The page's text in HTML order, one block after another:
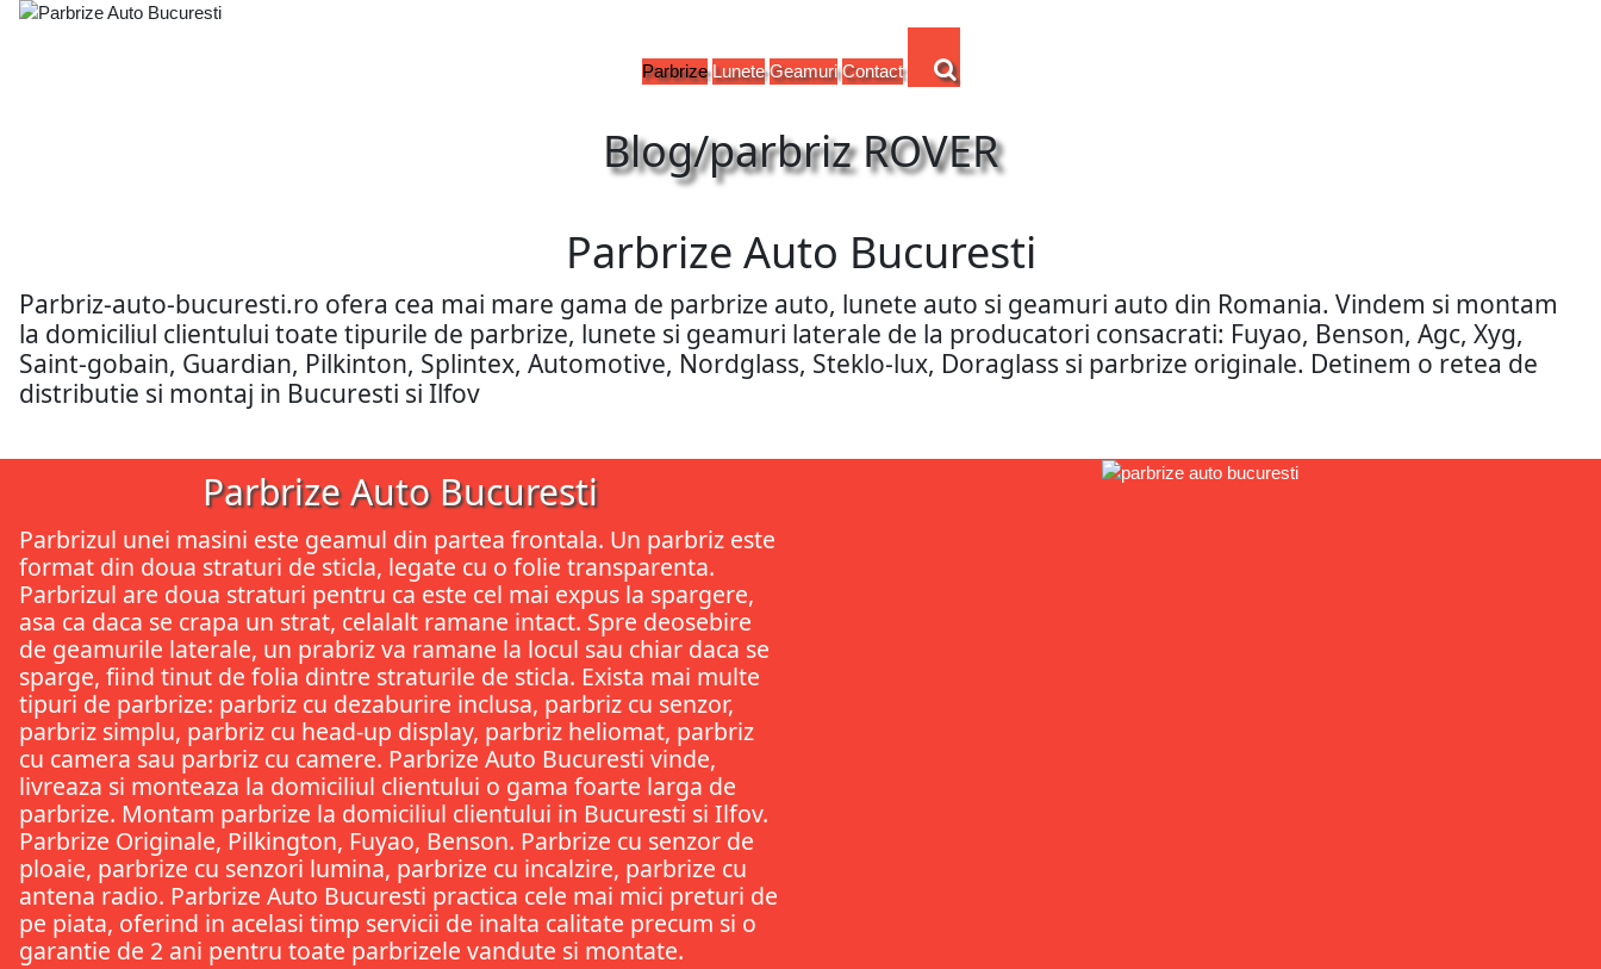
Parbrize Lunete Geamuri Contact
Blog/parbriz ROVER
Parbrize Auto Bucuresti
Parbriz-auto-bucuresti.ro ofera cea mai mare gama de parbrize auto, lunete auto si geamuri auto din Romania. Vindem si montam
la domiciliul clientului toate tipurile de parbrize, lunete si geamuri laterale de la producatori consacrati: Fuyao, Benson, Agc, Xyg,
Saint-gobain, Guardian, Pilkinton, Splintex, Automotive, Nordglass, Steklo-lux, Doraglass si parbrize originale. Detinem o retea de
distributie si montaj in Bucuresti si Ilfov
Parbrize Auto Bucuresti
Parbrizul unei masini este geamul din partea frontala. Un parbriz este
format din doua straturi de sticla, legate cu o folie transparenta.
Parbrizul are doua straturi pentru ca este cel mai expus la spargere,
asa ca daca se crapa un strat, celalalt ramane intact. Spre deosebire
de geamurile laterale, un prabriz va ramane la locul sau chiar daca se
sparge, fiind tinut de folia dintre straturile de sticla. Exista mai multe
tipuri de parbrize: parbriz cu dezaburire inclusa, parbriz cu senzor,
parbriz simplu, parbriz cu head-up display, parbriz heliomat, parbriz
cu camera sau parbriz cu camere. Parbrize Auto Bucuresti vinde,
livreaza si monteaza la domiciliul clientului o gama foarte larga de
parbrize. Montam parbrize la domiciliul clientului in Bucuresti si Ilfov.
Parbrize Originale, Pilkington, Fuyao, Benson. Parbrize cu senzor de
ploaie, parbrize cu senzori lumina, parbrize cu incalzire, parbrize cu
antena radio. Parbrize Auto Bucuresti practica cele mai mici preturi de
pe piata, oferind in acelasi timp servicii de inalta calitate precum si o
garantie de 2 ani pentru toate parbrizele vandute si montate.